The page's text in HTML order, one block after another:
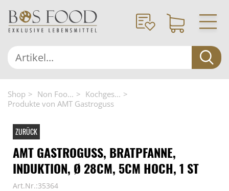
Shop Non Foo...
Kochges...
Produkte von AMT Gastroguss
ZURÜCK
AMT GASTROGUSS, BRATPFANNE,
INDUKTION, Ø 28CM, 5CM HOCH, 1 ST
Art.Nr.:35364